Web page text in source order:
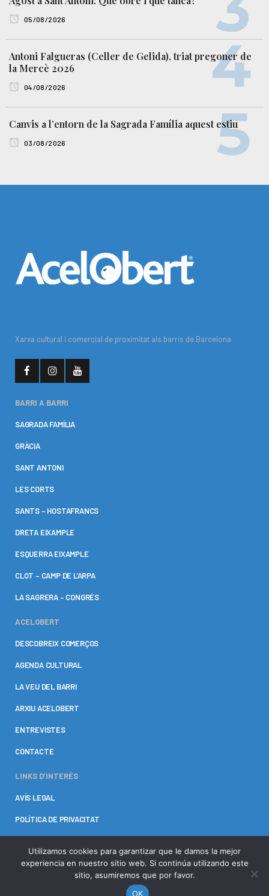
05/08/2026
Antoni Falgueras (Celler de Gelida), triat pregoner de
la Mercè 2026
04/08/2026
Canvis a l’entorn de la Sagrada Família aquest estiu
03/08/2026
Xarxa cultural i comercial de proximitat als barris de Barcelona
BARRI A BARRI
SAGRADA FAMÍLIA
GRÀCIA
SANT ANTONI
LES CORTS
SANTS – HOSTAFRANCS
DRETA EIXAMPLE
ESQUERRA EIXAMPLE
CLOT – CAMP DE L’ARPA
LA SAGRERA – CONGRÉS
ACELOBERT
DESCOBREIX COMERÇOS
AGENDA CULTURAL
LA VEU DEL BARRI
ARXIU ACELOBERT
ENTREVISTES
CONTACTE
LINKS D’INTERÈS
AVÍS LEGAL
POLÍTICA DE PRIVACITAT
Utilizamos cookies para garantizar que le damos la mejor
experiencia en nuestro sitio web. Si continúa utilizando este
sitio, asumiremos que por favor.
OK